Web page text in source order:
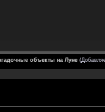
объекты на Луне